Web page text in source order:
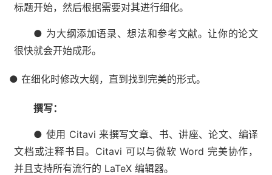
标题开始，然后根据需要对其进行细化。
● 为大纲添加语录、想法和参考文献。让你的论文
很快就会开始成形。
● 在细化时修改大纲，直到找到完美的形式。
撰写：
● 使用 Citavi 来撰写文章、书、讲座、论文、编译
文档或注释书目。Citavi 可以与微软 Word 完美协作，
并且支持所有流行的 LaTeX 编辑器。